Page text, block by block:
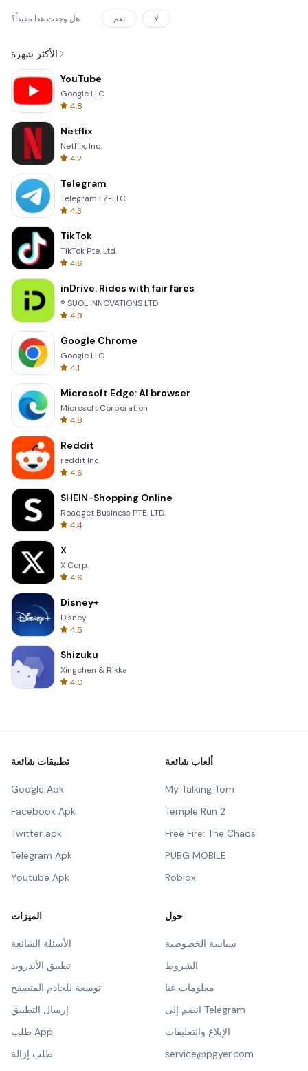
هل وجدت هذا مفيداً؟ نعم لا
الأكثر شهرة
YouTube
Google LLC
4.8
Netflix
Netflix, Inc.
4.2
Telegram
Telegram FZ-LLC
4.3
TikTok
TikTok Pte. Ltd.
4.6
inDrive. Rides with fair fares
® SUOL INNOVATIONS LTD
4.9
Google Chrome
Google LLC
4.1
Microsoft Edge: AI browser
Microsoft Corporation
4.8
Reddit
reddit Inc.
4.6
SHEIN-Shopping Online
Roadget Business PTE. LTD.
4.4
X
X Corp.
4.6
Disney+
Disney
4.5
Shizuku
Xingchen & Rikka
4.0
تطبيقات شائعة
Google Apk
Facebook Apk
Twitter apk
Telegram Apk
Youtube Apk
ألعاب شائعة
My Talking Tom
Temple Run 2
Free Fire: The Chaos
PUBG MOBILE
Roblox
الميزات
الأسئلة الشائعة
تطبيق الأندرويد
توسعة للخادم المتصفح
إرسال التطبيق
طلب App
طلب إزالة
حول
سياسة الخصوصية
الشروط
معلومات عنا
انضم إلى Telegram
الإبلاغ والتعليقات
service@pgyer.com